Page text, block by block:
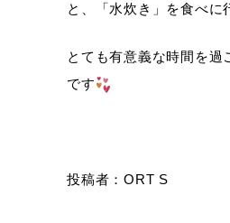
と、「水炊き」を食べに
とても有意義な時間を過
です
投稿者：ORT S